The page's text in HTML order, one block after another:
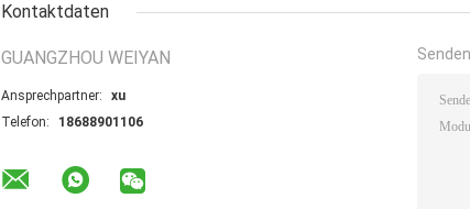
Kontaktdaten
GUANGZHOU WEIYAN
Ansprechpartner:
xu
Telefon:
18688901106